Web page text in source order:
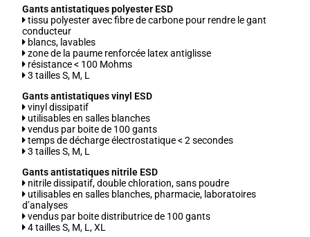
Gants antistatiques polyester ESD
tissu polyester avec fibre de carbone pour rendre le gant
conducteur
blancs, lavables
zone de la paume renforcée latex antiglisse
résistance < 100 Mohms
3 tailles S, M, L
Gants antistatiques vinyl ESD
vinyl dissipatif
utilisables en salles blanches
vendus par boite de 100 gants
temps de décharge électrostatique < 2 secondes
3 tailles S, M, L
Gants antistatiques nitrile ESD
nitrile dissipatif, double chloration, sans poudre
utilisables en salles blanches, pharmacie, laboratoires
d’analyses
vendus par boite distributrice de 100 gants
4 tailles S, M, L, XL